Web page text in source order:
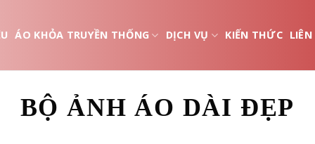
ÁO KHỎA TRUYỀN THỐNG DỊCH VỤ KIẾN THỨC LIÊN
BỘ ẢNH ÁO DÀI ĐẸP